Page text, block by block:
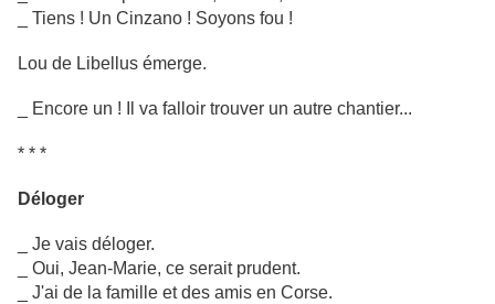
_ Tiens ! Un Cinzano ! Soyons fou !
Lou de Libellus émerge.
_ Encore un ! Il va falloir trouver un autre chantier...
* * *
Déloger
_ Je vais déloger.
_ Oui, Jean-Marie, ce serait prudent.
_ J'ai de la famille et des amis en Corse.